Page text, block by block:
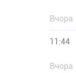
Вчора
11:44
Вчора